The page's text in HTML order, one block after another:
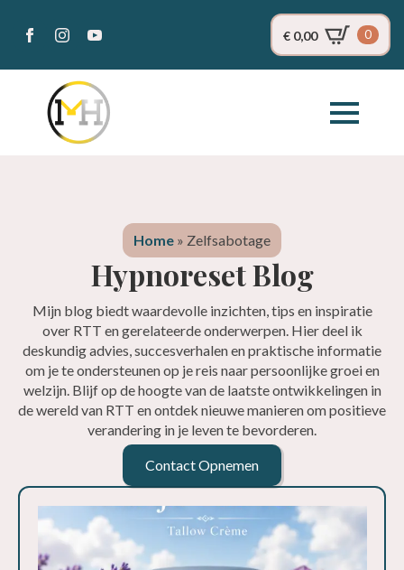
€0,00 0
Home » Zelfsabotage
Hypnoreset Blog
Mijn blog biedt waardevolle inzichten, tips en inspiratie
over RTT en gerelateerde onderwerpen. Hier deel ik
deskundig advies, succesverhalen en praktische informatie
om je te ondersteunen op je reis naar persoonlijke groei en
welzijn. Blijf op de hoogte van de laatste ontwikkelingen in
de wereld van RTT en ontdek nieuwe manieren om positieve
verandering in je leven te bevorderen.
Contact Opnemen